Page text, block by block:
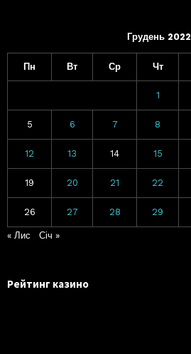
Грудень 2022
Пн Вт Ср Чт
1
5 6 7 8
12 13 14 15
19 20 21 22
26 27 28 29
« Лис Січ »
Рейтинг казино